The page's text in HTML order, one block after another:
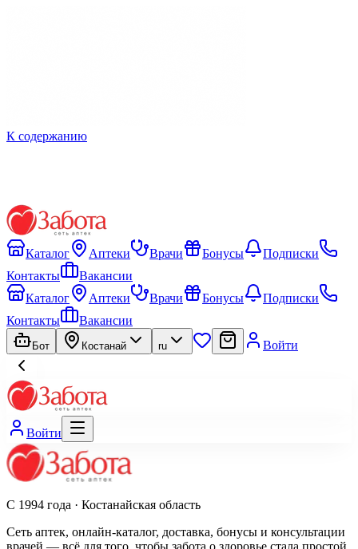
К содержанию
Каталог Аптеки Врачи Бонусы
Подписки
Контакты
Вакансии
Каталог
Аптеки Врачи Бонусы
Подписки
Контакты
Вакансии
Бот Костанай ru Войти
Войти
С 1994 года · Костанайская область
Сеть аптек, онлайн-каталог, доставка, бонусы и консультации
врачей — всё для того, чтобы забота о здоровье стала простой